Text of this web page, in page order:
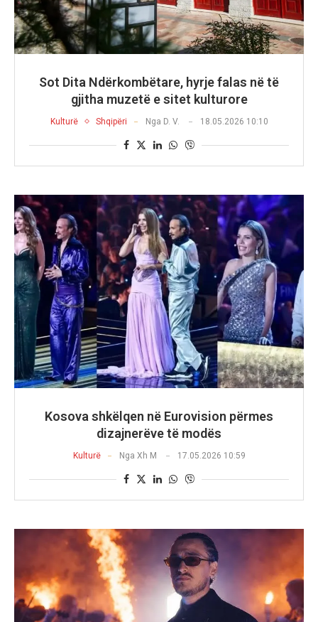
Sot Dita Ndërkombëtare, hyrje falas në të
gjitha muzetë e sitet kulturore
Kulturë Shqipëri Nga D. V. 18.05.2026 10:10
Kosova shkëlqen në Eurovision përmes
dizajnerëve të modës
Kulturë Nga Xh M 17.05.2026 10:59